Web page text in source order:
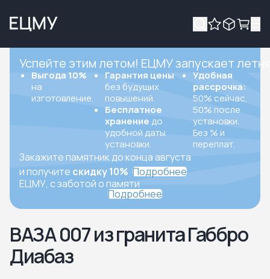
Успейте этим летом! ЕЦМУ запускает
Выгода 10%
на
изготовление.
Гарантия цены
без будущих
повышений.
Бесплатное
хранение до
удобной даты
установки.
Удобная
рассрочка:
50% сейчас,
50% после
установки.
Без % и
переплат.
Закажите памятник до конца августа
и получите скидку 10% Подробнее
ЕЦМУ, с заботой о памяти
Подробнее
ВАЗА 007 из гранита Габбро
Диабаз